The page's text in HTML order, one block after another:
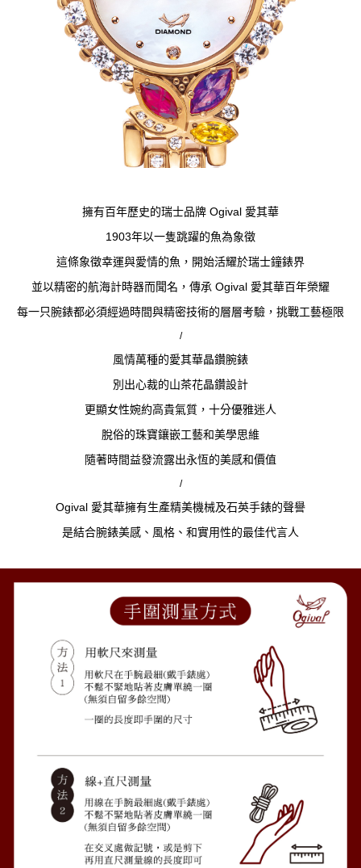
擁有百年歷史的瑞士品牌 Ogival 愛其華
1903年以一隻跳躍的魚為象徵
這條象徵幸運與愛情的魚，開始活耀於瑞士鐘錶界
並以精密的航海計時器而聞名，傳承 Ogival 愛其華百年榮耀
每一只腕錶都必須經過時間與精密技術的層層考驗，挑戰工藝極限
/
風情萬種的愛其華晶鑽腕錶
別出心裁的山茶花晶鑽設計
更顯女性婉約高貴氣質，十分優雅迷人
脫俗的珠寶鑲嵌工藝和美學思維
隨著時間益發流露出永恆的美感和價值
/
Ogival 愛其華擁有生產精美機械及石英手錶的聲譽
是結合腕錶美感、風格、和實用性的最佳代言人